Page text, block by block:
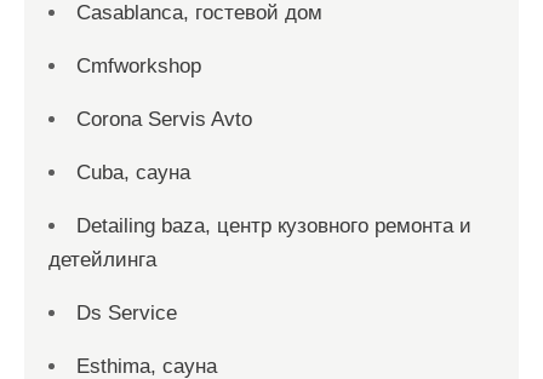
Casablanca, гостевой дом
Cmfworkshop
Corona Servis Avto
Cuba, сауна
Detailing baza, центр кузовного ремонта и
детейлинга
Ds Service
Esthima, сауна